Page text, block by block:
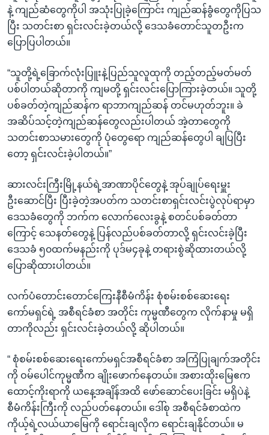
နဲ့ ကျည်ဆံတွေကိုပါ အသုံးပြုခဲ့ကြောင်း ကျည်ဆန်ခွံတွေကိုပြသ
ပြီး သတင်းစာ ရှင်းလင်းခဲ့တယ်လို့ ဒေသခံတောင်သူတဦးက
ပြောပြပါတယ်။
“သူတို့ရဲ့ခြောက်လုံးပြူးနဲ့ပြည်သူလူထုကို တည့်တည့်မတ်မတ်
ပစ်ပါတယ်ဆိုတာကို ကျမတို့ ရှင်းလင်းပြောကြားခဲ့တယ်။ သူတို့
ပစ်ခတ်တဲ့ကျည်ဆန်က ရာဘာကျည်ဆန် တင်မဟုတ်ဘူး။ ခဲ
အဆိပ်သင့်တဲ့ကျည်ဆန်တွေလည်းပါတယ် အဲ့တာတွေကို
သတင်းစာသမားတွေကို ပုံတွေရော ကျည်ဆန်တွေပါ ချပြပြီး
တော့ ရှင်းလင်းခဲ့ပါတယ်။”
ဆားလင်းကြီးမြို့နယ်ရဲ့အာဏာပိုင်တွေနဲ့ အုပ်ချုပ်ရေးမှူး
ဦးဆောင်ပြီး ပြီးခဲ့တဲ့အပတ်က သတင်းစာရှင်းလင်းပွဲလုပ်ရာမှာ
ဒေသခံတွေကို ဘက်က လောက်လေးခွနဲ့ စတင်ပစ်ခတ်တာ
ကြောင့် သေနတ်တွေနဲ့ ပြန်လည်ပစ်ခတ်တာလို့ ရှင်းလင်းခဲ့ပြီး
ဒေသခံ ၅၀ထက်မနည်းကို ပုဒ်မ၄ခုနဲ့ တရားစွဲဆိုထားတယ်လို့
ပြောဆိုထားပါတယ်။
လက်ပံတောင်းတောင်ကြေးနီစီမံကိန်း စုံစမ်းစစ်ဆေးရေး
ကော်မရှင်ရဲ့ အစီရင်ခံစာ အတိုင်း ကုမ္မဏီတွေက လိုက်နာမှု မရှိ
တာကိုလည်း ရှင်းလင်းခဲ့တယ်လို့ ဆိုပါတယ်။
“ စုံစမ်းစစ်ဆေးရေးကော်မရှင်အစီရင်ခံစာ အကြံပြုချက်အတိုင်း
ကို ဝမ်ပေါင်ကုမ္မဏီက ချိုးဖောက်နေတယ်။ အစားထိုးမြေဧက
ထောင့်ကိုးရာကို ယနေ့အချိန်အထိ ဖော်ဆောင်ပေးခြင်း မရှိပဲနဲ့
စီမံကိန်းကြီးကို လည်ပတ်နေတယ်။ ဒေါ်စု အစီရင်ခံစာထဲက
ကိုယ့်ရဲ့လယ်ယာမြေကို ရောင်းချလိုက ရောင်းချနိုင်တယ်။ မ